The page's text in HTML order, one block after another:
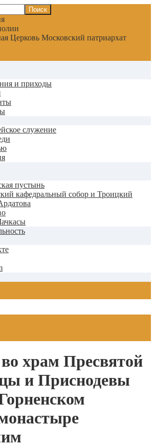
Церковь Московский патриархат
и приходы
служение
пустынь
кафедральный собор и Троицкий
храм Пресвятой
и Приснодевы